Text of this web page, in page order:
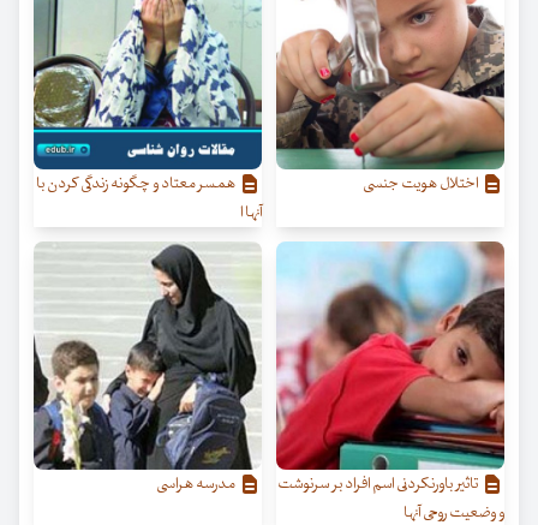
اختلال هویت جنسی
همسر معتاد و چگونه زندگی کردن با
آنها ا
تاثیر باورنکردنی اسم افراد بر سرنوشت
و وضعیت روحی آنها
مدرسه هراسی